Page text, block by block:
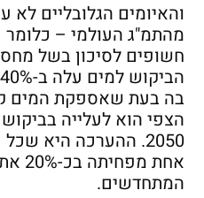
2050. ההערכה היא
אחת
המתחדשים.